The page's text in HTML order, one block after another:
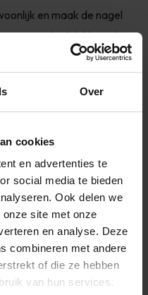
Over
cookies
en advertenties te
social media te bieden
Ook delen we
site met onze
en analyse. Deze
combineren met andere
of die ze hebben
van hun services.
en maak de nagel
een Gelpolish kleur als
en hard deze uit. Het is
Schud de liquid goed